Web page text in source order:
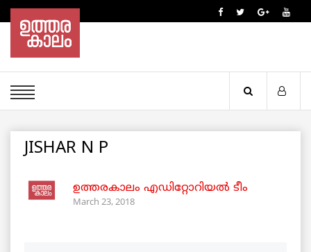
JISHAR N P
ഉത്തരകാലം എഡിറ്റോറിയല്‍ ടീം
March 23, 2018